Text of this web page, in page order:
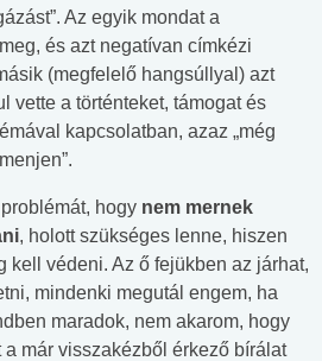
Az egyik mondat a
és azt negatívan címkézi
(megfelelő hangsúllyal) azt
vette a történteket, támogat és
kapcsolatban, azaz „még
hogy nem mernek
, holott szükséges lenne, hiszen
kell védeni. Az ő fejükben az járhat,
mindenki megutál engem, ha
maradok, nem akarom, hogy
a már visszakézből érkező bírálat